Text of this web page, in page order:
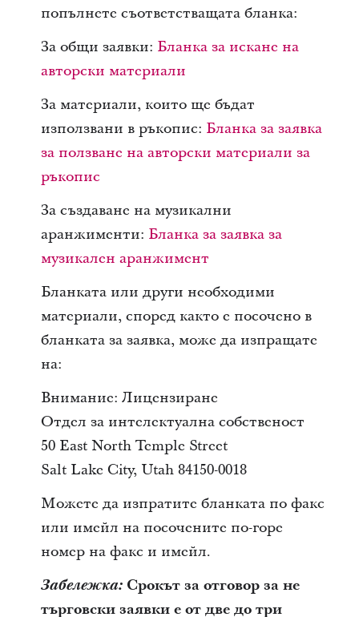
попълнете съответстващата бланка:
За общи заявки: Бланка за искане на
авторски материали
За материали, които ще бъдат
използвани в ръкопис: Бланка за заявка
за ползване на авторски материали за
ръкопис
За създаване на музикални
аранжименти: Бланка за заявка за
музикален аранжимент
Бланката или други необходими
материали, според както е посочено в
бланката за заявка, може да изпращате
на:
Внимание: Лицензиране
Отдел за интелектуална собственост
50 East North Temple Street
Salt Lake City, Utah 84150-0018
Можете да изпратите бланката по факс
или имейл на посочените по-горе
номер на факс и имейл.
Забележка:Срокът за отговор за не
търговски заявки е от две до три